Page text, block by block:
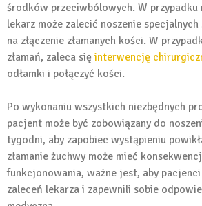
środków przeciwbólowych. W przypadku
lekarz może zalecić noszenie
na złączenie złamanych kości. W
złamań, zaleca się interwencję
odłamki i połączyć kości.
Po wykonaniu wszystkich niezbędnych
pacjent może być zobowiązany do
tygodni, aby zapobiec wystąpieniu
złamanie żuchwy może mieć
funkcjonowania, ważne jest, aby
zaleceń lekarza i zapewnili sobie